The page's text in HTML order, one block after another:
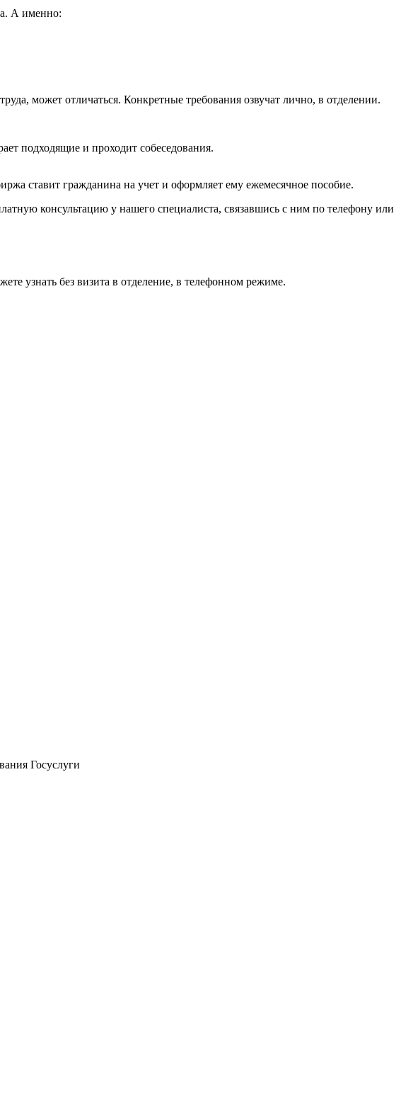
А именно:
может отличаться. Конкретные требования озвучат лично, в отделении.
подходящие и проходит собеседования.
ставит гражданина на учет и оформляет ему ежемесячное пособие.
консультацию у нашего специалиста, связавшись с ним по телефону или
узнать без визита в отделение, в телефонном режиме.
Госуслуги